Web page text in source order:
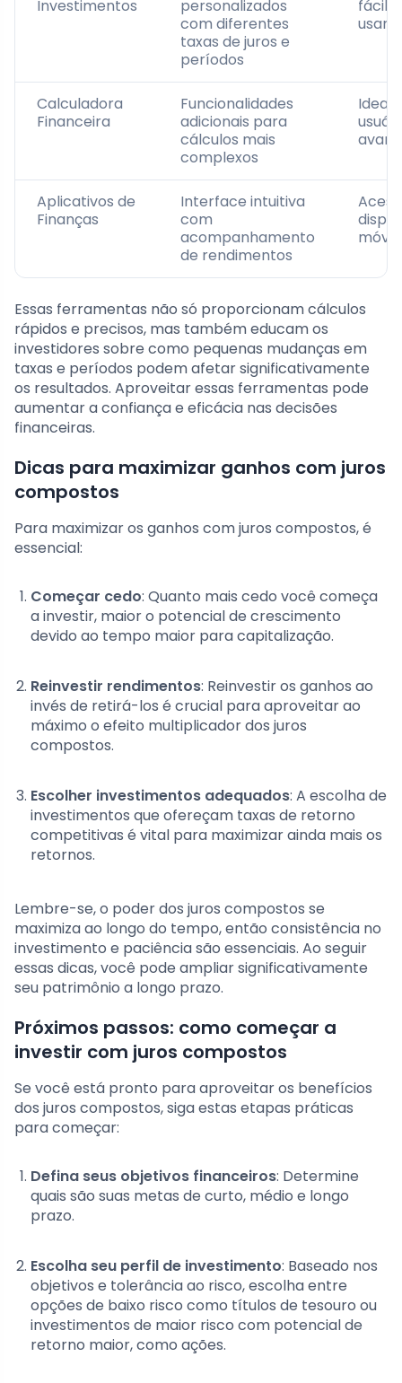
Investimentos
personalizados
com diferentes
taxas de juros e
períodos
fácil
usar
Calculadora
Financeira
Funcionalidades
adicionais para
cálculos mais
complexos
Ideal
Aplicativos de
Finanças
Interface intuitiva
com
acompanhamento
de rendimentos
Essas ferramentas não só proporcionam cálculos
rápidos e precisos, mas também educam os
investidores sobre como pequenas mudanças em
taxas e períodos podem afetar significativamente
os resultados. Aproveitar essas ferramentas pode
aumentar a confiança e eficácia nas decisões
financeiras.
Dicas para maximizar ganhos com juros
compostos
Para maximizar os ganhos com juros compostos, é
essencial:
Começar cedo: Quanto mais cedo você começa
a investir, maior o potencial de crescimento
devido ao tempo maior para capitalização.
Reinvestir rendimentos: Reinvestir os ganhos ao
invés de retirá-los é crucial para aproveitar ao
máximo o efeito multiplicador dos juros
compostos.
Escolher investimentos adequados: A escolha de
investimentos que ofereçam taxas de retorno
competitivas é vital para maximizar ainda mais os
retornos.
Lembre-se, o poder dos juros compostos se
maximiza ao longo do tempo, então consistência no
investimento e paciência são essenciais. Ao seguir
essas dicas, você pode ampliar significativamente
seu patrimônio a longo prazo.
Próximos passos: como começar a
investir com juros compostos
Se você está pronto para aproveitar os benefícios
dos juros compostos, siga estas etapas práticas
para começar:
Defina seus objetivos financeiros: Determine
quais são suas metas de curto, médio e longo
prazo.
Escolha seu perfil de investimento: Baseado nos
objetivos e tolerância ao risco, escolha entre
opções de baixo risco como títulos de tesouro ou
investimentos de maior risco com potencial de
retorno maior, como ações.